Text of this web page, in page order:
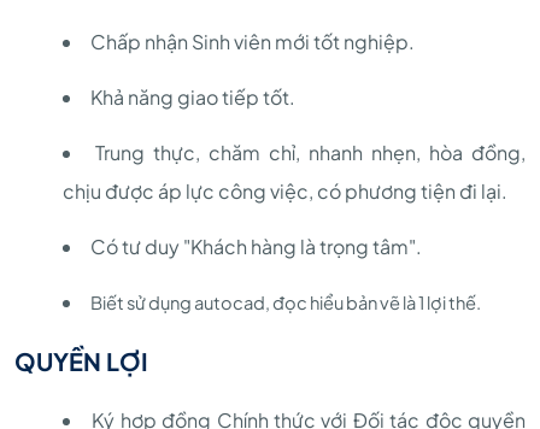
Chấp nhận Sinh viên mới tốt nghiệp.
Khả năng giao tiếp tốt.
Trung thực, chăm chỉ, nhanh nhẹn, hòa đồng,
chịu được áp lực công việc, có phương tiện đi lại.
Có tư duy "Khách hàng là trọng tâm".
Biết sử dụng autocad, đọc hiểu bản vẽ là 1 lợi thế.
QUYỀN LỢI
Ký hợp đồng Chính thức với Đối tác độc quyền